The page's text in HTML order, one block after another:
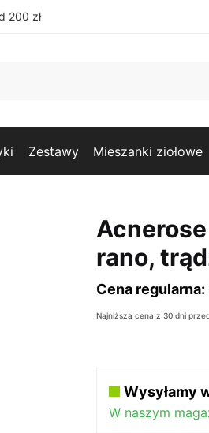
200 zł
Zestawy Mieszanki ziołowe
rano,
Cena regularna:
Najniższa cena z 30 dni
Wysyłamy
W naszym